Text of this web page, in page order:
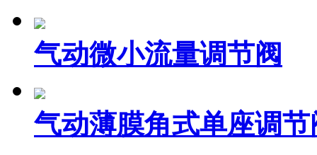
气动微小流量调节阀
气动薄膜角式单座调节